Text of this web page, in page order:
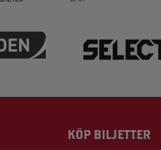
KÖP BILJETTER